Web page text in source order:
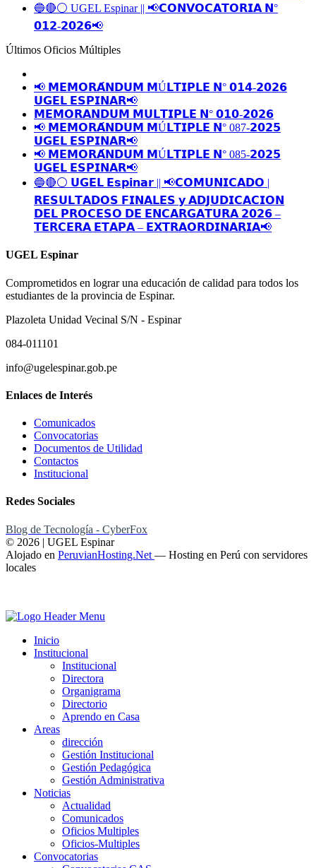
🔵🔴⚪️ UGEL Espinar || 📢𝗖𝗢𝗡𝗩𝗢𝗖𝗔𝗧𝗢𝗥𝗜𝗔 𝗡°
𝟬𝟭𝟮-𝟮𝟬𝟮𝟲📢
Últimos Oficios Múltiples
📢 𝗠𝗘𝗠𝗢𝗥𝗔́𝗡𝗗𝗨𝗠 𝗠Ú𝗟𝗧𝗜𝗣𝗟𝗘 𝗡° 𝟬𝟭𝟰-𝟮𝟬𝟮𝟲
𝗨𝗚𝗘𝗟 𝗘𝗦𝗣𝗜𝗡𝗔𝗥📢
𝗠𝗘𝗠𝗢𝗥𝗔𝗡𝗗𝗨𝗠 𝗠𝗨𝗟𝗧𝗜𝗣𝗟𝗘 𝗡° 𝟬𝟭𝟬-𝟮𝟬𝟮𝟲
📢 𝗠𝗘𝗠𝗢𝗥𝗔́𝗡𝗗𝗨𝗠 𝗠Ú𝗟𝗧𝗜𝗣𝗟𝗘 𝗡° 087-𝟮𝟬𝟮𝟱
𝗨𝗚𝗘𝗟 𝗘𝗦𝗣𝗜𝗡𝗔𝗥📢
📢 𝗠𝗘𝗠𝗢𝗥𝗔́𝗡𝗗𝗨𝗠 𝗠Ú𝗟𝗧𝗜𝗣𝗟𝗘 𝗡° 085-𝟮𝟬𝟮𝟱
𝗨𝗚𝗘𝗟 𝗘𝗦𝗣𝗜𝗡𝗔𝗥📢
🔵🔴⚪️ 𝗨𝗚𝗘𝗟 𝗘𝘀𝗽𝗶𝗻𝗮𝗿 || 📢𝗖𝗢𝗠𝗨𝗡𝗜𝗖𝗔𝗗𝗢 |
𝗥𝗘𝗦𝗨𝗟𝗧𝗔𝗗𝗢𝗦 𝗙𝗜𝗡𝗔𝗟𝗘𝗦 𝘆 𝗔𝗗𝗝𝗨𝗗𝗜𝗖𝗔𝗖𝗜𝗢𝗡
𝗗𝗘𝗟 𝗣𝗥𝗢𝗖𝗘𝗦𝗢 𝗗𝗘 𝗘𝗡𝗖𝗔𝗥𝗚𝗔𝗧𝗨𝗥𝗔 𝟮𝟬𝟮𝟲 –
𝗧𝗘𝗥𝗖𝗘𝗥𝗔 𝗘𝗧𝗔𝗣𝗔 – 𝗘𝗫𝗧𝗥𝗔𝗢𝗥𝗗𝗜𝗡𝗔𝗥𝗜𝗔📢
UGEL Espinar
Comprometidos en lograr una educación de calidad para todos los
estudiantes de la provincia de Espinar.
Plazoleta Unidad Vecinal S/N - Espinar
084-011101
info@ugelespinar.gob.pe
Enlaces de Interés
Comunicados
Convocatorias
Documentos de Utilidad
Contactos
Institucional
Redes Sociales
Blog de Tecnología - CyberFox
© 2026 | UGEL Espinar
Alojado en PeruvianHosting.Net — Hosting en Perú con servidores
locales
Inicio
Institucional
Institucional
Directora
Organigrama
Directorio
Aprendo en Casa
Areas
dirección
Gestión Institucional
Gestión Pedagógica
Gestión Administrativa
Noticias
Actualidad
Comunicados
Oficios Multiples
Oficios-Multiples
Convocatorias